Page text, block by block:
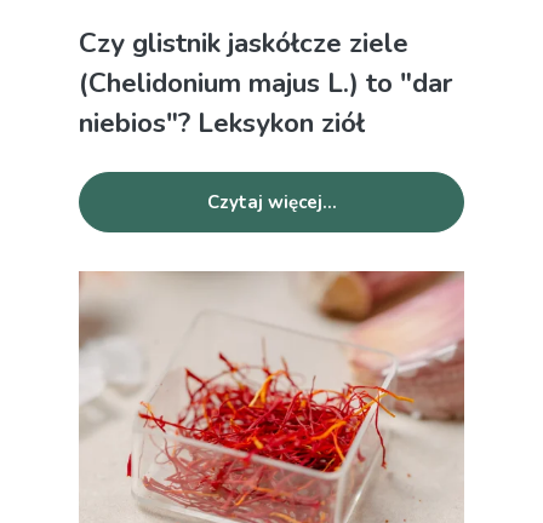
Czy glistnik jaskółcze ziele
(Chelidonium majus L.) to "dar
niebios"? Leksykon ziół
Czytaj więcej...